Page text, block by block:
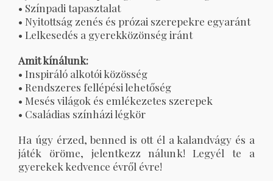
• Színpadi tapasztalat
• Nyitottság zenés és prózai szerepekre egyaránt
• Lelkesedés a gyerekközönség iránt
Amit kínálunk:
• Inspiráló alkotói közösség
• Rendszeres fellépési lehetőség
• Mesés világok és emlékezetes szerepek
• Családias színházi légkör
Ha úgy érzed, benned is ott él a kalandvágy és a
játék öröme, jelentkezz nálunk! Legyél te a
gyerekek kedvence évről évre!